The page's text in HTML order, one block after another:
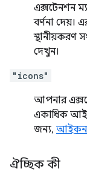
এক্সটেনশন
বর্ণনা দেয়।
স্থানীয়করণ
দেখুন।
"icons"
আপনার
একাধিক
জন্য,
ঐচ্ছিক কী